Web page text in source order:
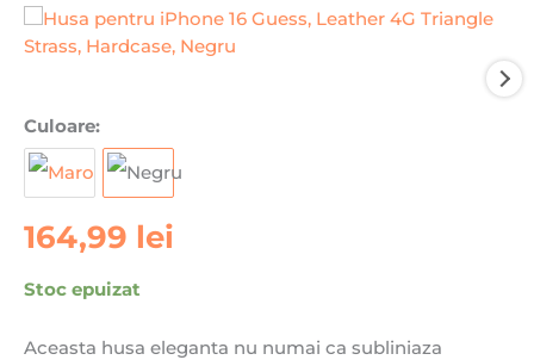
Culoare:
164,99 lei
Stoc epuizat
Aceasta husa eleganta nu numai ca subliniaza